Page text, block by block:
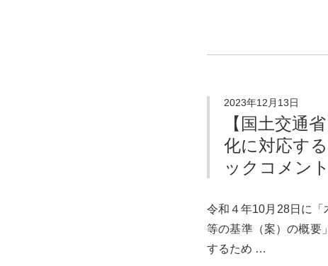
2023年12月13日
【国土交通
化に対応す
ックコメン
令和４年10月28日に
等の基準（案）の概要
するため …